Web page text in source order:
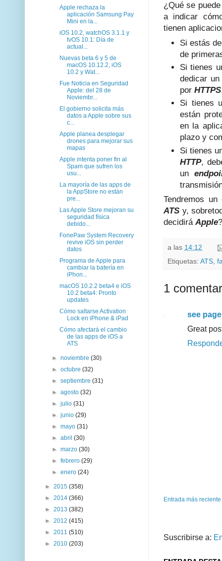
¿Qué se
a indicar
tienen
Si estás
de
Si tienes
dedicar
por HTTPS
Si tienes
están
en la
plazo y
Si tienes
HTTP,
un
Tendremos
ATS y,
decidiráApple?
a las 14:12
Etiquetas: ATS
1
see page
Great
Entrada más reciente
Suscribirse a:
Apple rechaza la
aplicación Samsung Pay
Mini en la...
iOS 10.2, watchOS 3.1.1 y
tvOS 10.1: Día de
actual...
Nuevas beta 6 y 5 de
macOS 10.12.2, iOS
10.2 y Wat...
Fue Noticia en Seguridad
Apple: del 28 de
Noviembr...
El gobierno solicita más
datos a Apple sobre sus
c...
Apple planea desplegar
drones para mejorar sus
mapas
Apple intenta poner fin al
Spam que sufren los
usu...
La mayoría de las apps de
la AppStore no están
pre...
Las Apple Store mejoran su
seguridad física
debido...
FonePaw System Recovery
revive iOS sin perder
datos
Programa de Apple para
cambiar la batería en
iPhon...
macOS 10.2.2 beta4 e iOS
10.2 beta4: Pronto
updates
Cómo saltarse Activation
Lock en iPhone & iPad
Cómo afectará el cambio
de las apps de iOS a
ATS
►noviembre(30)
►octubre(32)
►septiembre(31)
►agosto(32)
►julio(31)
►junio(29)
►mayo(31)
►abril(30)
►marzo(30)
►febrero(29)
►enero(24)
► 2015 (358)
► 2014 (366)
► 2013 (382)
► 2012 (415)
► 2011 (510)
► 2010 (203)